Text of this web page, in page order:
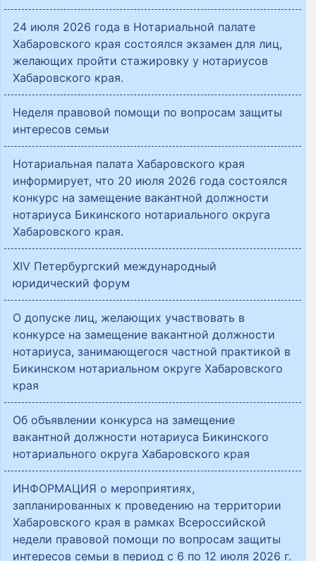
24 июля 2026 года в Нотариальной палате
Хабаровского края состоялся экзамен для лиц,
желающих пройти стажировку у нотариусов
Хабаровского края.
Неделя правовой помощи по вопросам защиты
интересов семьи
Нотариальная палата Хабаровского края
информирует, что 20 июля 2026 года состоялся
конкурс на замещение вакантной должности
нотариуса Бикинского нотариального округа
Хабаровского края.
XIV Петербургский международный
юридический форум
О допуске лиц, желающих участвовать в
конкурсе на замещение вакантной должности
нотариуса, занимающегося частной практикой в
Бикинском нотариальном округе Хабаровского
края
Об объявлении конкурса на замещение
вакантной должности нотариуса Бикинского
нотариального округа Хабаровского края
ИНФОРМАЦИЯ о мероприятиях,
запланированных к проведению на территории
Хабаровского края в рамках Всероссийской
недели правовой помощи по вопросам защиты
интересов семьи в период с 6 по 12 июля 2026 г.